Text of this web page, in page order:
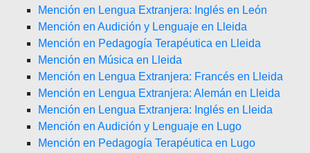
Mención en Lengua Extranjera: Inglés en León
Mención en Audición y Lenguaje en Lleida
Mención en Pedagogía Terapéutica en Lleida
Mención en Música en Lleida
Mención en Lengua Extranjera: Francés en Lleida
Mención en Lengua Extranjera: Alemán en Lleida
Mención en Lengua Extranjera: Inglés en Lleida
Mención en Audición y Lenguaje en Lugo
Mención en Pedagogía Terapéutica en Lugo